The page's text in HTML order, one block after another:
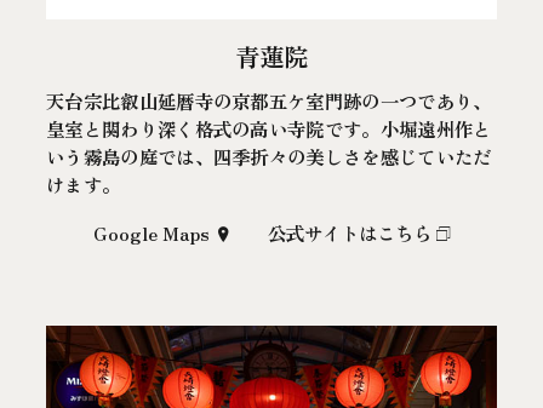
青蓮院
天台宗比叡山延暦寺の京都五ケ室門跡の一つであり、
皇室と関わり深く格式の高い寺院です。小堀遠州作と
いう霧島の庭では、四季折々の美しさを感じていただ
けます。
Google Maps
公式サイトはこちら